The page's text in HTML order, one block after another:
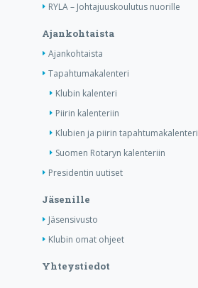
RYLA – Johtajuuskoulutus nuorille
Ajankohtaista
Ajankohtaista
Tapahtumakalenteri
Klubin kalenteri
Piirin kalenteriin
Klubien ja piirin tapahtumakalenteri
Suomen Rotaryn kalenteriin
Presidentin uutiset
Jäsenille
Jäsensivusto
Klubin omat ohjeet
Yhteystiedot